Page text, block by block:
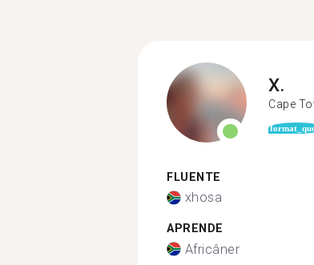
X.
Cape
FLUENTE
xhosa
APRENDE
Africâner